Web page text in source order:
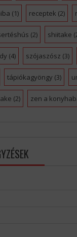
(1) receptek (2)
(2) shiitake
(4) szójaszósz (3)
tápiókagyöngy (3)
(2) zen a